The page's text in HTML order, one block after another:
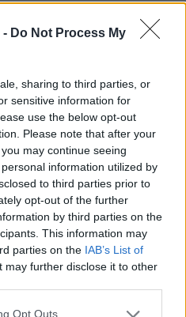
- Do Not Process My
sharing to third parties, or
sensitive information for
use the below opt-out
Please note that after your
may continue seeing
information utilized by
to third parties prior to
opt-out of the further
by third parties on the
This information may
parties on the IAB’s List of
may further disclose it to other
Opt Outs
σήμερα και γίνετε
την πόλη μας ένα ακόμα
της εφαρμογής:
με ιστορικό και
/ αποτελεσματικότητας
τόσο από τον εθελοντή
για παρουσίες,
βαθμολογία
προσέλευση των